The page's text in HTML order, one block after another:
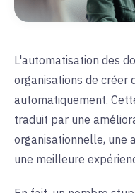
L'automatisation des
organisations de créer
automatiquement.
traduit par une
organisationnelle, une
une meilleure